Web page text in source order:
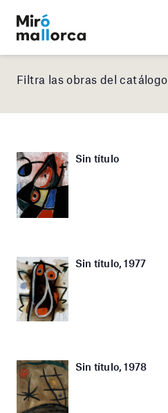
Filtra las obras del catálogo
Sin título
Sin título, 1977
Sin título, 1978